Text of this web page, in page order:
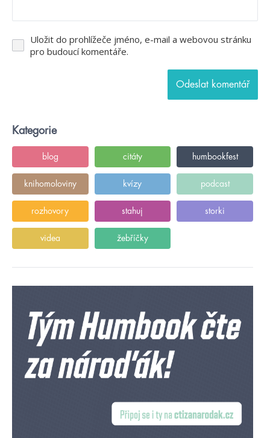
Uložit do prohlížeče jméno, e-mail a webovou stránku
pro budoucí komentáře.
Kategorie
blog citáty humbookfest
knihomoloviny kvízy podcast
rozhovory stahuj storki
videa žebříčky